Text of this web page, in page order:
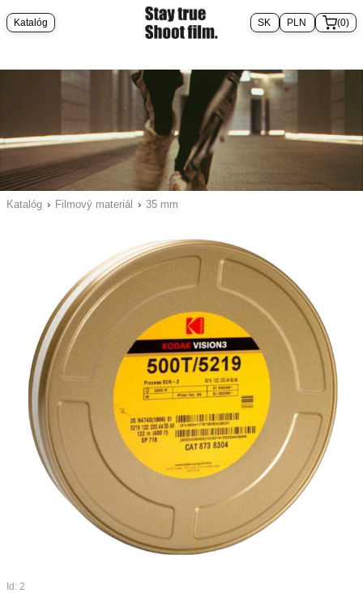
Katalóg (0)
Katalóg › Filmový materiál › 35 mm
Id: 2